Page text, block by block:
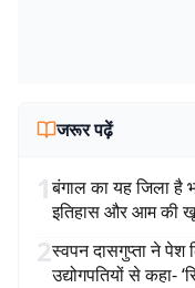
जरूर पढ़ें
1बंगाल का यह जिला है
इतिहास और आम की
2स्वपन दासगुप्ता ने पेश
उद्योगपतियों से कहा-